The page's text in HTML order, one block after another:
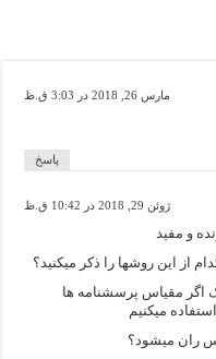
مارس 26, 2018 در 3:03 ق.ظ
پاسخ
ژوئن 29, 2018 در 10:42 ق.ظ
و مفید
از این روشها را ذکر میکنید؟
اگر مقیاس پرسشنامه ها
میکنیم
ران میشود؟